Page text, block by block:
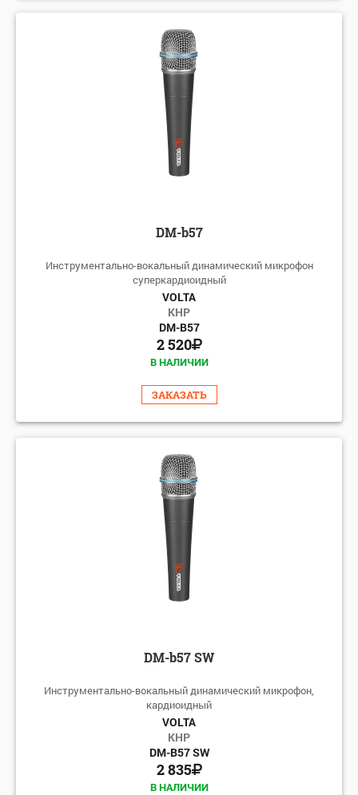
DM-b57
Инструментально-вокальный динамический микрофон
суперкардиоидный
VOLTA
КНР
DM-B57
2 520
В НАЛИЧИИ
ЗАКАЗАТЬ
DM-b57 SW
Инструментально-вокальный динамический микрофон,
кардиоидный
VOLTA
КНР
DM-B57 SW
2 835
В НАЛИЧИИ